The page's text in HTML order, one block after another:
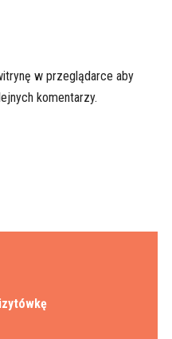
w przeglądarce aby
komentarzy.